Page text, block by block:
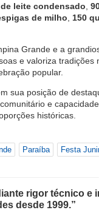
leite condensado
de milho
150
Grande e a
e valoriza tradições
popular.
sua posição de
e
históricas.
Paraíba Festa
rigor técnico e
desde 1999.”